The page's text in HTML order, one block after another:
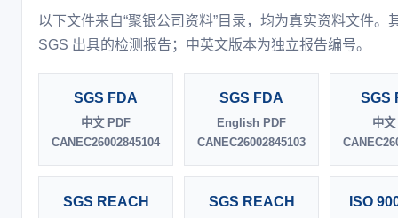
以下文件来自“聚银公司资料”目录，均为真实资料文件
SGS 出具的检测报告；中英文版本为独立报告编号。
SGS FDA
中文 PDF
CANEC26002845104
SGS FDA
English PDF
CANEC26002845103
SGS
中
SGS REACH SGS REACH ISO